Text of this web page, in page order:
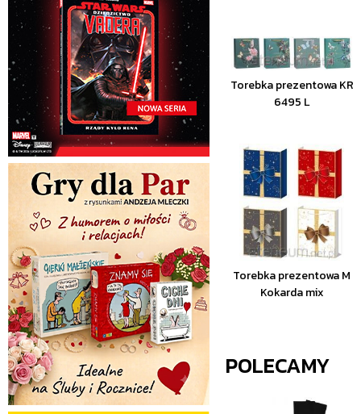
Torebka prezentowa KR
6495 L
Torebka prezentowa M
Kokarda mix
POLECAMY